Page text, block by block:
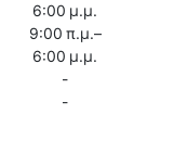
6:00 μ.μ.
9:00 π.μ.–
6:00 μ.μ.
-
-